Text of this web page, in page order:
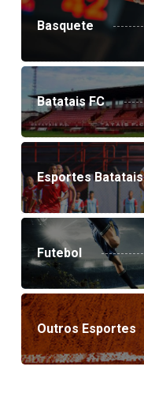
Basquete
Batatais FC
Esportes Batatais
Futebol
Outros Esportes